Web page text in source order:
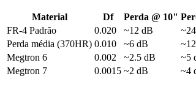
Material Df Perda @ 10"
FR-4 Padrão
0.020 ~12 dB
Perda média (370HR) 0.010 ~6 dB
Megtron 6
0.002 ~2.5 dB ~5
Megtron 7
0.0015 ~2 dB ~4